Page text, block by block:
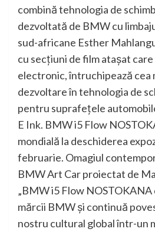
combină tehnologia de
dezvoltată de BMW cu
sud-africane Esther
cu secţiuni de film ataşat
electronic, întruchipează cea
dezvoltare în tehnologia de
pentru suprafeţele
E Ink. BMW i5 Flow
mondială la deschiderea
februarie. Omagiul
BMW Art Car proiectat de
„BMW i5 Flow
mărcii BMW şi continuă
nostru cultural global într-un